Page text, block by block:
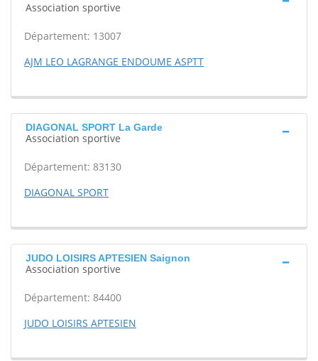
Association sportive
Département: 13007
AJM LEO LAGRANGE ENDOUME ASPTT
DIAGONAL SPORT La Garde
Association sportive
Département: 83130
DIAGONAL SPORT
JUDO LOISIRS APTESIEN Saignon
Association sportive
Département: 84400
JUDO LOISIRS APTESIEN